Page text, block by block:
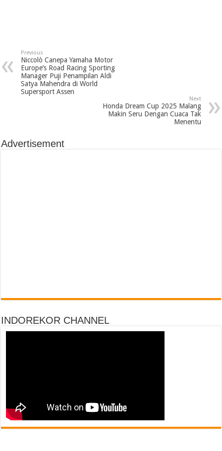
Previous
Niccolò Canepa Yamaha Motor
Europe’s Road Racing Sporting
Manager Puji Penampilan Aldi
Satya Mahendra di World
Supersport Assen
Next
Honda Dream Cup 2025 Malang
Makin Seru Dengan Cuaca Tak
Menentu
Advertisement
INDOREKOR CHANNEL